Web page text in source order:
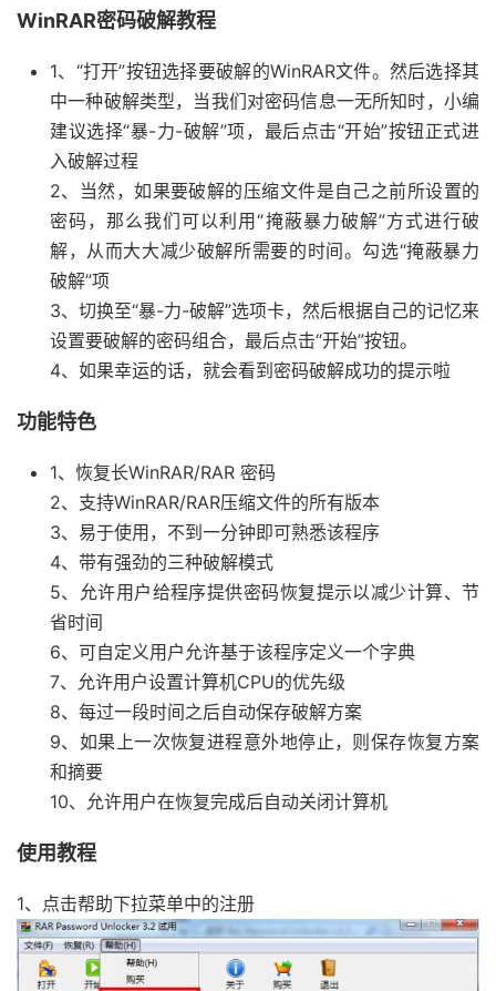
WinRAR密码破解教程
1、“打开”按钮选择要破解的WinRAR文件。然后选择其
中一种破解类型，当我们对密码信息一无所知时，小编
建议选择“暴-力-破解”项，最后点击“开始”按钮正式进
入破解过程
2、当然，如果要破解的压缩文件是自己之前所设置的
密码，那么我们可以利用“掩蔽暴力破解”方式进行破
解，从而大大减少破解所需要的时间。勾选“掩蔽暴力
破解”项
3、切换至“暴-力-破解”选项卡，然后根据自己的记忆来
设置要破解的密码组合，最后点击“开始”按钮。
4、如果幸运的话，就会看到密码破解成功的提示啦
功能特色
1、恢复长WinRAR/RAR 密码
2、支持WinRAR/RAR压缩文件的所有版本
3、易于使用，不到一分钟即可熟悉该程序
4、带有强劲的三种破解模式
5、允许用户给程序提供密码恢复提示以减少计算、节
省时间
6、可自定义用户允许基于该程序定义一个字典
7、允许用户设置计算机CPU的优先级
8、每过一段时间之后自动保存破解方案
9、如果上一次恢复进程意外地停止，则保存恢复方案
和摘要
10、允许用户在恢复完成后自动关闭计算机
使用教程
1、点击帮助下拉菜单中的注册